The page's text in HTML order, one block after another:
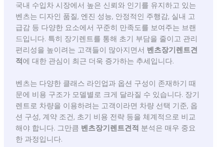
국내 수입차 시장에서 높은 신뢰와 인기를 유지하고 있는
벤츠는 디자인 품질, 엔진 성능, 안정적인 주행감, 실내 고
급감 등 다양한 요소에서 꾸준히 만족도를 보여주는 브랜
드입니다. 특히 장기렌트를 통해 초기 부담을 줄이고 관리
편리성을 높이려는 고객들이 많아지면서 벤츠장기렌트견
적 에 대한 관심이 최근 더욱 증가하는 추세입니다.
벤츠는 다양한 클래스 라인업과 옵션 구성이 존재하기 때
문에 비용 구조가 모델별로 크게 달라질 수 있습니다. 장기
렌트로 차량을 이용하려는 고객이라면 차량 선택 기준, 옵
션 구성, 계약 조건, 초기 비용 전략 등을 체계적으로 비교
해야 합니다. 그만큼 벤츠장기렌트견적 분석은 매우 중요
한 과정입니다.